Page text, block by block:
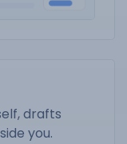
drafts
you.